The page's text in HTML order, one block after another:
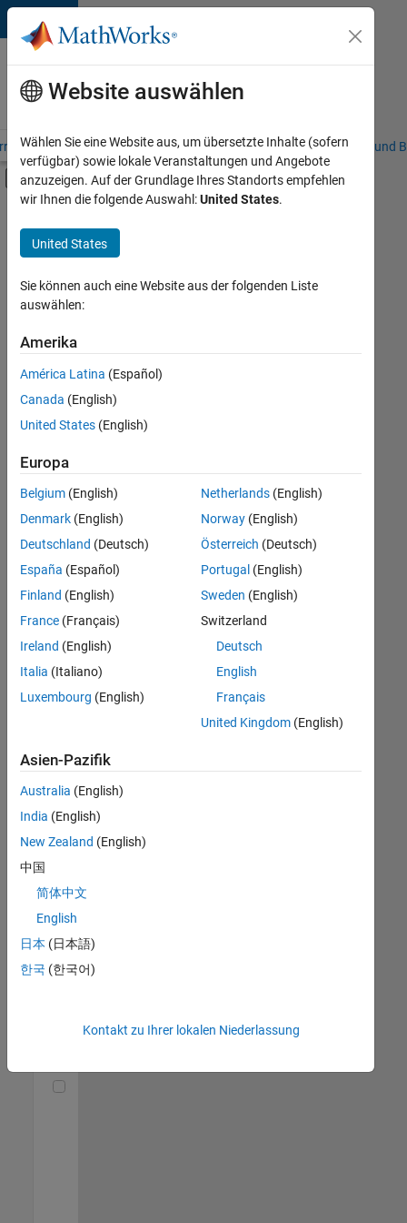
Weiter zum Inhalt
Karriere
bei
MathWorks
– Übersicht Stellensuche Niederlassungen Studierende und
Umschaltung für Off-Canvas-
Hauptinhalt
Ausgewählte
speichern
Es
nicht
alle
Stellen
übersetzt.
Sie
nach
einem
Standort,
um
alle
in
Ihrer
Region
Account
Manager -
Commercial
(m/f/d)
DE-München
Senior Utilities and Energy Market Developer (m/f/d)
and Energy
Market
Developer
Marketing |
Website auswählen
Wählen Sie eine Website aus, um übersetzte Inhalte (sofern
verfügbar) sowie lokale Veranstaltungen und Angebote
anzuzeigen. Auf der Grundlage Ihres Standorts empfehlen
wir Ihnen die folgende Auswahl:United States.
United States
Sie können auch eine Website aus der folgenden Liste
auswählen:
Amerika
América Latina (Español)
Canada (English)
United States (English)
Europa
Belgium (English)
Denmark (English)
Deutschland (Deutsch)
España (Español)
Finland (English)
France (Français)
Ireland (English)
Italia (Italiano)
Luxembourg (English)
Netherlands(English)
Norway(English)
Österreich (Deutsch)
Portugal (English)
Sweden (English)
Switzerland
Deutsch
English
Français
United Kingdom(English)
Asien-Pazifik
Australia (English)
India (English)
New Zealand (English)
中国
简体中文
English
日本 (日本語)
한국 (한국어)
Kontakt zu Ihrer lokalen Niederlassung